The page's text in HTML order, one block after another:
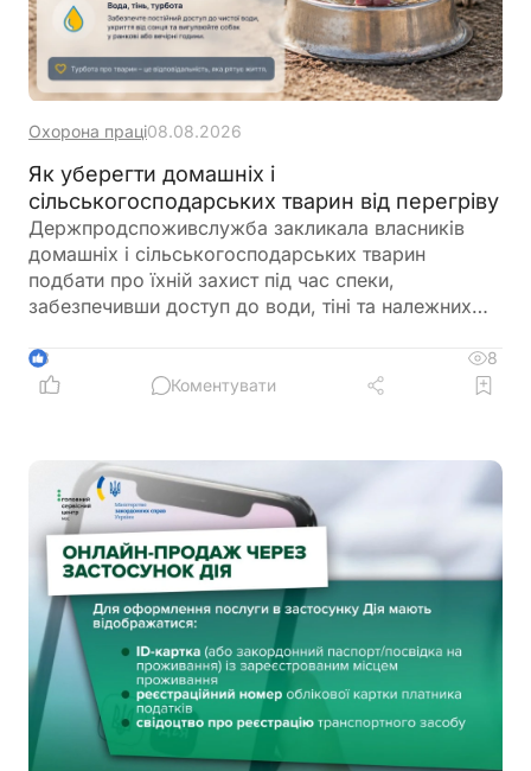
Охорона праці08.08.2026
Як уберегти домашніх і
сільськогосподарських тварин від перегріву
Держпродспоживслужба закликала власників
домашніх і сільськогосподарських тварин
подбати про їхній захист під час спеки,
забезпечивши доступ до води, тіні та належних
заборону залишати тварин у зачинених
автомобілях або на прив’язі під прямим сонячним
3
8
Коментувати